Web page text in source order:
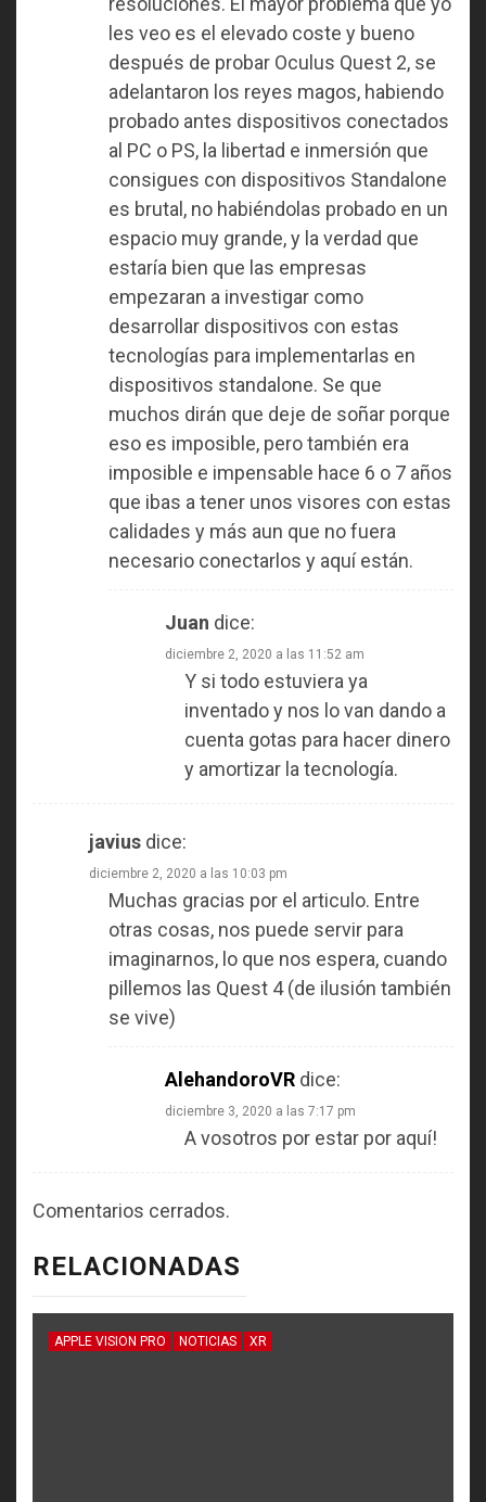
les veo es el elevado coste y bueno
después de probar Oculus Quest 2, se
adelantaron los reyes magos, habiendo
probado antes dispositivos conectados
al PC o PS, la libertad e inmersión que
consigues con dispositivos Standalone
es brutal, no habiéndolas probado en un
espacio muy grande, y la verdad que
estaría bien que las empresas
empezaran a investigar como
desarrollar dispositivos con estas
tecnologías para implementarlas en
dispositivos standalone. Se que
muchos dirán que deje de soñar porque
eso es imposible, pero también era
imposible e impensable hace 6 o 7 años
que ibas a tener unos visores con estas
calidades y más aun que no fuera
necesario conectarlos y aquí están.
Juan dice:
diciembre 2, 2020 a las 11:52 am
Y si todo estuviera ya
inventado y nos lo van dando a
cuenta gotas para hacer dinero
y amortizar la tecnología.
javius dice:
diciembre 2, 2020 a las 10:03 pm
Muchas gracias por el articulo. Entre
otras cosas, nos puede servir para
imaginarnos, lo que nos espera, cuando
pillemos las Quest 4 (de ilusión también
se vive)
AlehandoroVR dice:
diciembre 3, 2020 a las 7:17 pm
A vosotros por estar por aquí!
Comentarios cerrados.
RELACIONADAS
APPLE VISION PRO NOTICIAS XR